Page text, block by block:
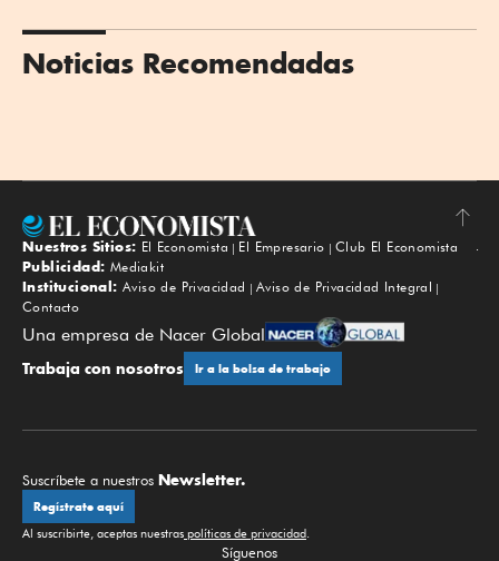
Noticias Recomendadas
Subir
Nuestros Sitios: El Economista El Empresario
Club El Economista
Publicidad: Mediakit
Institucional: Aviso de Privacidad
Aviso de Privacidad Integral
Contacto
Una empresa de Nacer Global
Trabaja con nosotros Ir a la bolsa de trabajo
Suscríbete a nuestros Newsletter.
Regístrate aquí
Al suscribirte, aceptas nuestras políticas de privacidad.
Síguenos